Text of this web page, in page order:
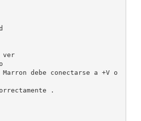
debe conectarse a +V o
.